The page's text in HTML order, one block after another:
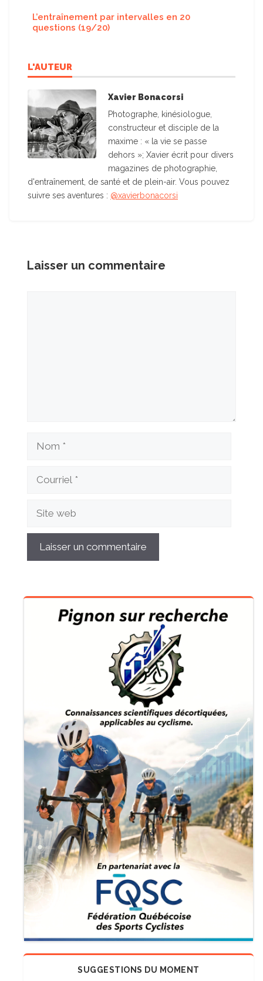
L’entraînement par intervalles en 20
questions (19/20)
L'AUTEUR
Xavier Bonacorsi
Photographe, kinésiologue,
constructeur et disciple de la
maxime : « la vie se passe
dehors »; Xavier écrit pour divers
magazines de photographie,
d'entraînement, de santé et de plein-air. Vous pouvez
suivre ses aventures : @xavierbonacorsi
Laisser un commentaire
SUGGESTIONS DU MOMENT